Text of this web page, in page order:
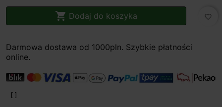
 Dodaj do koszyka favorite_border
Darmowa dostawa od 1000pln. Szybkie płatności
online.